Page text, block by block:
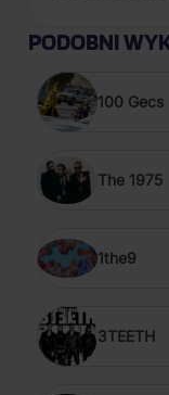
PODOBNI
100 Gecs
The 1975
1the9
3TEETH